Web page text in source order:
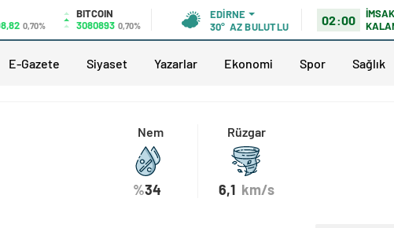
0,70%
BITCOIN
3080893 0,70%
EDIRNE
30° AZ BULUTLU 02:00
E-Gazete Siyaset Yazarlar Ekonomi Spor Sağlık
Nem
%34
Rüzgar
6,1 km/s